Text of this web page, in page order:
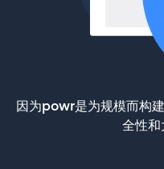
因为powr是为规模而构
全性和